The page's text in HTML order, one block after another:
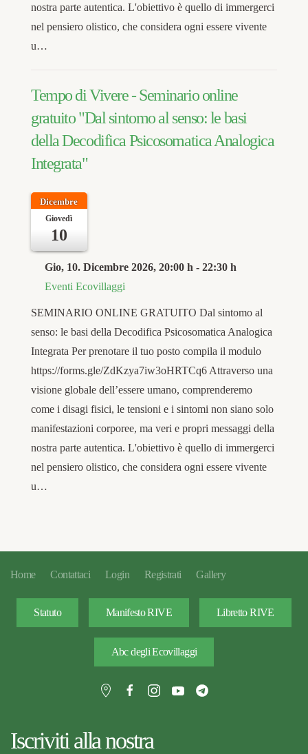
nostra parte autentica. L'obiettivo è quello di immergerci
nel pensiero olistico, che considera ogni essere vivente
u…
Tempo di Vivere - Seminario online
gratuito "Dal sintomo al senso: le basi
della Decodifica Psicosomatica Analogica
Integrata"
Dicembre
Giovedì
10
Gio, 10. Dicembre 2026, 20:00 h - 22:30 h
Eventi Ecovillaggi
SEMINARIO ONLINE GRATUITO Dal sintomo al
senso: le basi della Decodifica Psicosomatica Analogica
Integrata Per prenotare il tuo posto compila il modulo
https://forms.gle/ZdKzya7iw3oHRTCq6 Attraverso una
visione globale dell’essere umano, comprenderemo
come i disagi fisici, le tensioni e i sintomi non siano solo
manifestazioni corporee, ma veri e propri messaggi della
nostra parte autentica. L'obiettivo è quello di immergerci
nel pensiero olistico, che considera ogni essere vivente
u…
Home Contattaci Login Registrati Gallery
Statuto Manifesto RIVE Libretto RIVE
Abc degli Ecovillaggi
Iscriviti alla nostra